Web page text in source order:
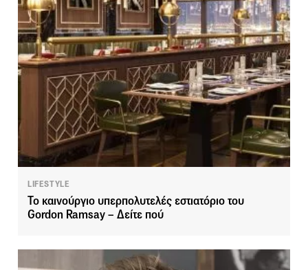
LIFESTYLE
Το καινούργιο υπερπολυτελές εστιατόριο του
Gordon Ramsay – Δείτε πού